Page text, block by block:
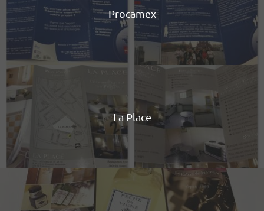
Procamex
La Place